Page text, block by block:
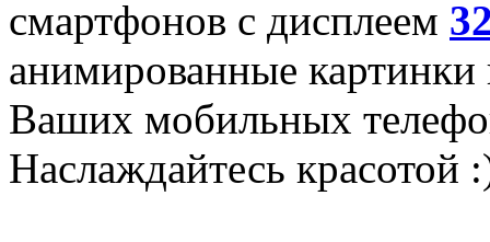
смартфонов с дисплеем
анимированные картинки
Ваших мобильных
Наслаждайтесь красотой